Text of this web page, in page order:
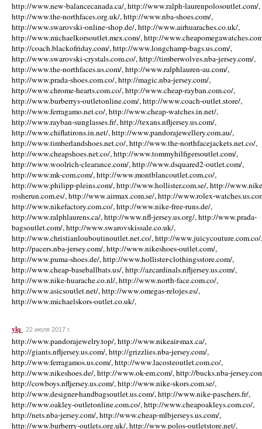
http://www.new-balancecanada.ca/, http://www.ralph-laurenpolosoutlet.com/,
http://www.the-northfaces.org.uk/, http://www.nba-shoes.com/,
http://www.swarovski-online-shop.de/, http://www.airhuaraches.co.uk/,
http://www.michaelkorsoutlet.mex.com/, http://
http://coach.blackofriday.com/, http://www.longchamp-bags.us.com/,
http://www.swarovski-crystals.com.co/, http://timberwolves.nba-jersey.com/,
http://www.the-northfaces.us.com/, http://www.ralphlauren-au.com/,
http://www.prada-shoes.com.co/, http://magic.nba-jersey.com/,
http://www.chrome-hearts.com.co/, http://www.cheap-rayban.com.co/,
http://www.burberrys-outletonline.com/, http://www.coach-outlet.store/,
http://www.ferragamo.net.co/, http://www.cheap-watches.in.net/,
http://www.rayban-sunglasses.fr/, http://texans.nfljersey.us.com/,
http://www.chiflatirons.in.net/, http://www.pandorajewellery.com.au/,
http://www.timberlandshoes.net.co/, http://www.the-northfacejackets.net.co/,
http://www.cheapshoes.net.co/, http://www.tommyhilfigersoutlet.com/,
http://www.woolrich-clearance.com/, http://www.dsquared2-outlet.com/,
http://www.mk-com.com/, http://www.montblancoutlet.com.co/,
http://www.philipp-pleins.com/, http://www.hollister.com.se/, http://
rosherun.com.es/, http://www.airmax.com.se/, http://www.rolex-
http://www.nikefactory.com.co/, http://www.nike-free-runs.de/,
http://www.ralphlaurens.ca/, http://www.nfl-jersey.us.org/, http://www.prada-
bagsoutlet.com/, http://www.swarovskissale.co.uk/,
http://www.christianlouboutinoutlet.net.co/, http://www.juicycouture.com.co/,
http://pacers.nba-jersey.com/, http://www.nikeshoes-outlet.com/,
http://www.puma-shoes.de/, http://www.hollister-clothingsstore.com/,
http://www.cheap-baseballbats.us/, http://azcardinals.nfljersey.us.com/,
http://www.nike-huarache.co.nl/, http://www.north-face.com.co/,
http://www.asicsoutlet.net/, http://www.omegas-relojes.es/,
http://www.michaelskors-outlet.co.uk/,
ylq 22 июля 2017 г.
http://www.pandorajewelry.top/, http://www.nikeair-max.ca/,
http://giants.nfljersey.us.com/, http://grizzlies.nba-jersey.com/,
http://www.ferragamos.us.com/, http://www.lacosteoutlet.com.co/,
http://www.nikeshoes.de/, http://www.ok-em.com/, http://bucks.nba-
http://cowboys.nfljersey.us.com/, http://www.nike-skors.com.se/,
http://www.designer-handbagsoutlet.us.com/, http://www.nike-paschers.fr/,
http://www.oakley-outletonline.com.co/, http://www.cheapoakleys.com.co/,
http://nets.nba-jersey.com/, http://www.cheap-mlbjerseys.us.com/,
http://www.burberry-outlets.org.uk/, http://www.polos-outletstore.net/,